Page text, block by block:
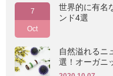
7
Oct
世界的に有名
ンド4選
自然溢れるニ
選！オーガニ